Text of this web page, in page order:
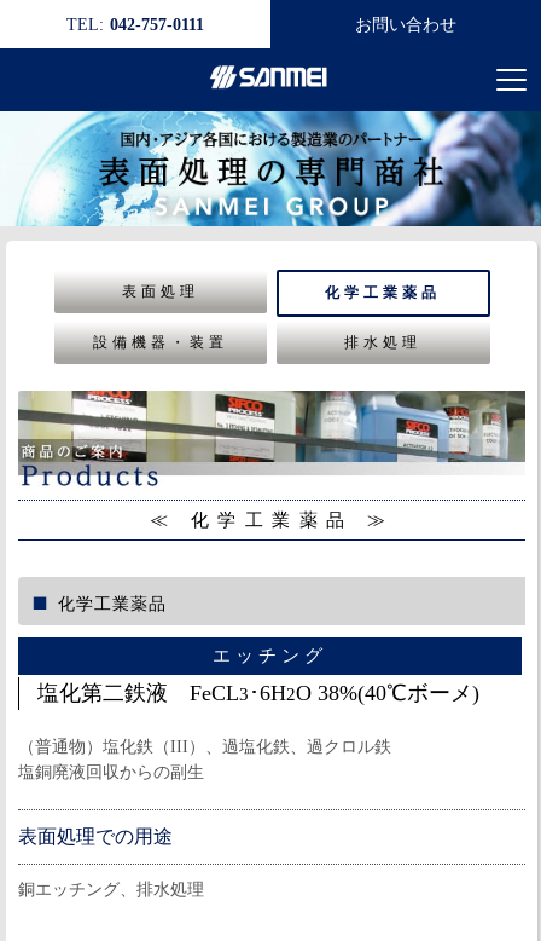
表面処理 化学工業薬品
設備機器・装置 排水処理
≪ 化学工業薬品 ≫
化学工業薬品
エッチング
塩化第二鉄液 FeCL3 ･6H2O 38%(40℃ボーメ)
（普通物）塩化鉄（III）、過塩化鉄、過クロル鉄
塩銅廃液回収からの副生
表面処理での用途
銅エッチング、排水処理
TEL: 042-757-0111 お問い合わせ